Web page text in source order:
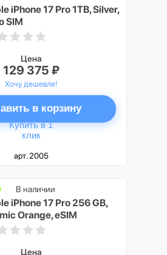
iPhone 17 Pro 1TB, Silver,
SIM
Цена
129 375 ₽
Хочу дешевле!
в корзину
Купить в 1
клик
арт. 2005
iPhone 17 Pro 256 GB,
Orange, eSIM
В наличии
Цена